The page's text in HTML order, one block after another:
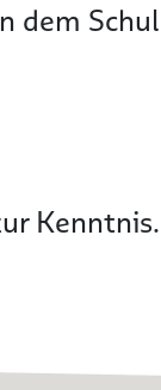
dem
Kenntnis.